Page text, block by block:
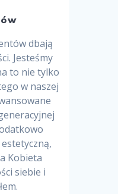
dbają
Jesteśmy
to nie tylko
w naszej
Kobieta
siebie i